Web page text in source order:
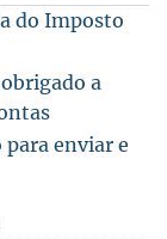
do Imposto
a
enviar e